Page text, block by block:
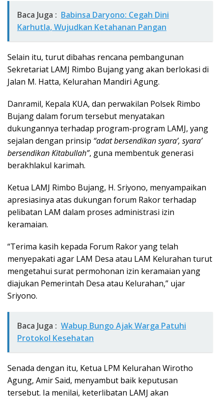
Baca Juga : Babinsa Daryono: Cegah Dini
Karhutla, Wujudkan Ketahanan Pangan
Selain itu, turut dibahas rencana pembangunan
Sekretariat LAMJ Rimbo Bujang yang akan berlokasi di
Jalan M. Hatta, Kelurahan Mandiri Agung.
Danramil, Kepala KUA, dan perwakilan Polsek Rimbo
Bujang dalam forum tersebut menyatakan
dukungannya terhadap program-program LAMJ, yang
sejalan dengan prinsip “adat bersendikan syara’, syara’
bersendikan Kitabullah”, guna membentuk generasi
berakhlakul karimah.
Ketua LAMJ Rimbo Bujang, H. Sriyono, menyampaikan
apresiasinya atas dukungan forum Rakor terhadap
pelibatan LAM dalam proses administrasi izin
keramaian.
“Terima kasih kepada Forum Rakor yang telah
menyepakati agar LAM Desa atau LAM Kelurahan turut
mengetahui surat permohonan izin keramaian yang
diajukan Pemerintah Desa atau Kelurahan,” ujar
Sriyono.
Baca Juga : Wabup Bungo Ajak Warga Patuhi
Protokol Kesehatan
Senada dengan itu, Ketua LPM Kelurahan Wirotho
Agung, Amir Said, menyambut baik keputusan
tersebut. Ia menilai, keterlibatan LAMJ akan